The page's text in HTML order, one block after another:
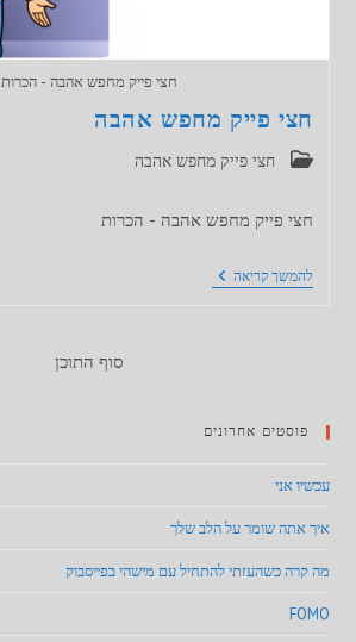
חצי פייק מחפש אהבה - הכרות
חצי פייק מחפש אהבה
קטגוריה:חצי פייק מחפש אהבה
חצי פייק מחפש אהבה - הכרות
להמשך קריאהחצי
פייק
סוף התוכן
פוסטים אחרונים
עכשיו אני
איך אתה שומר על הלב שלך
מה קרה כשהעזתי להתחיל עם מישהי בפייסבוק
FOMO